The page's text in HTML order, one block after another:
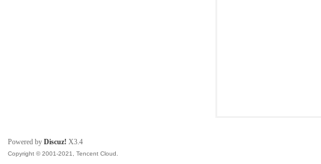
Powered byDiscuz! X3.4
Copyright © 2001-2021, Tencent Cloud.